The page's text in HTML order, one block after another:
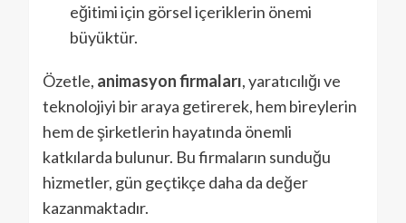
eğitimi için görsel içeriklerin önemi
büyüktür.
Özetle, animasyon firmaları, yaratıcılığı ve
teknolojiyi bir araya getirerek, hem bireylerin
hem de şirketlerin hayatında önemli
katkılarda bulunur. Bu firmaların sunduğu
hizmetler, gün geçtikçe daha da değer
kazanmaktadır.